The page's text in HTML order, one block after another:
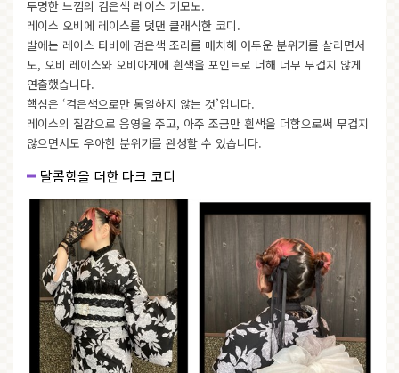
투명한 느낌의 검은색 레이스 기모노.
레이스 오비에 레이스를 덧댄 클래식한 코디.
발에는 레이스 타비에 검은색 조리를 매치해 어두운 분위기를 살리면서
도, 오비 레이스와 오비아게에 흰색을 포인트로 더해 너무 무겁지 않게
연출했습니다.
핵심은 ‘검은색으로만 통일하지 않는 것’입니다.
레이스의 질감으로 음영을 주고, 아주 조금만 흰색을 더함으로써 무겁지
않으면서도 우아한 분위기를 완성할 수 있습니다.
달콤함을 더한 다크 코디